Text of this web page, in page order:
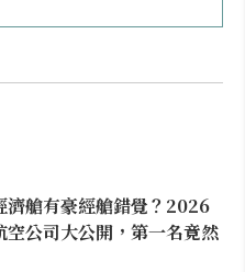
濟艙有豪經艙錯覺？2026
空公司大公開，第一名竟然